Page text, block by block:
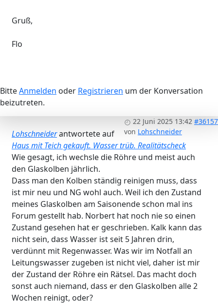
Gruß,
Flo
BitteAnmelden oder Registrieren um der Konversation
beizutreten.
22 Juni 2025 13:42 #36157
von Lohschneider
Lohschneiderantwortete auf
Haus mit Teich gekauft. Wasser trüb. Realitätscheck
Wie gesagt, ich wechsle die Röhre und meist auch
den Glaskolben jährlich.
Dass man den Kolben ständig reinigen muss, dass
ist mir neu und NG wohl auch. Weil ich den Zustand
meines Glaskolben am Saisonende schon mal ins
Forum gestellt hab. Norbert hat noch nie so einen
Zustand gesehen hat er geschrieben. Kalk kann das
nicht sein, dass Wasser ist seit 5 Jahren drin,
verdünnt mit Regenwasser. Was wir im Notfall an
Leitungswasser zugeben ist nicht viel, daher ist mir
der Zustand der Röhre ein Rätsel. Das macht doch
sonst auch niemand, dass er den Glaskolben alle 2
Wochen reinigt, oder?